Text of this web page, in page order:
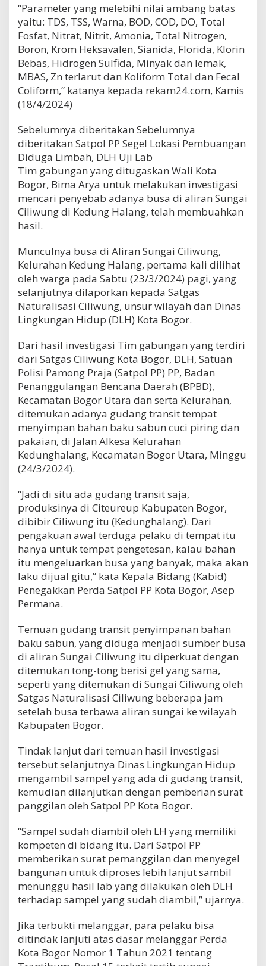
“Parameter yang melebihi nilai ambang batas
yaitu: TDS, TSS, Warna, BOD, COD, DO, Total
Fosfat, Nitrat, Nitrit, Amonia, Total Nitrogen,
Boron, Krom Heksavalen, Sianida, Florida, Klorin
Bebas, Hidrogen Sulfida, Minyak dan lemak,
MBAS, Zn terlarut dan Koliform Total dan Fecal
Coliform,” katanya kepada rekam24.com, Kamis
(18/4/2024)
Sebelumnya diberitakan Sebelumnya
diberitakan Satpol PP Segel Lokasi Pembuangan
Diduga Limbah, DLH Uji Lab
Tim gabungan yang ditugaskan Wali Kota
Bogor, Bima Arya untuk melakukan investigasi
mencari penyebab adanya busa di aliran Sungai
Ciliwung di Kedung Halang, telah membuahkan
hasil.
Munculnya busa di Aliran Sungai Ciliwung,
Kelurahan Kedung Halang, pertama kali dilihat
oleh warga pada Sabtu (23/3/2024) pagi, yang
selanjutnya dilaporkan kepada Satgas
Naturalisasi Ciliwung, unsur wilayah dan Dinas
Lingkungan Hidup (DLH) Kota Bogor.
Dari hasil investigasi Tim gabungan yang terdiri
dari Satgas Ciliwung Kota Bogor, DLH, Satuan
Polisi Pamong Praja (Satpol PP) PP, Badan
Penanggulangan Bencana Daerah (BPBD),
Kecamatan Bogor Utara dan serta Kelurahan,
ditemukan adanya gudang transit tempat
menyimpan bahan baku sabun cuci piring dan
pakaian, di Jalan Alkesa Kelurahan
Kedunghalang, Kecamatan Bogor Utara, Minggu
(24/3/2024).
“Jadi di situ ada gudang transit saja,
produksinya di Citeureup Kabupaten Bogor,
dibibir Ciliwung itu (Kedunghalang). Dari
pengakuan awal terduga pelaku di tempat itu
hanya untuk tempat pengetesan, kalau bahan
itu mengeluarkan busa yang banyak, maka akan
laku dijual gitu,” kata Kepala Bidang (Kabid)
Penegakkan Perda Satpol PP Kota Bogor, Asep
Permana.
Temuan gudang transit penyimpanan bahan
baku sabun, yang diduga menjadi sumber busa
di aliran Sungai Ciliwung itu diperkuat dengan
ditemukan tong-tong berisi gel yang sama,
seperti yang ditemukan di Sungai Ciliwung oleh
Satgas Naturalisasi Ciliwung beberapa jam
setelah busa terbawa aliran sungai ke wilayah
Kabupaten Bogor.
Tindak lanjut dari temuan hasil investigasi
tersebut selanjutnya Dinas Lingkungan Hidup
mengambil sampel yang ada di gudang transit,
kemudian dilanjutkan dengan pemberian surat
panggilan oleh Satpol PP Kota Bogor.
“Sampel sudah diambil oleh LH yang memiliki
kompeten di bidang itu. Dari Satpol PP
memberikan surat pemanggilan dan menyegel
bangunan untuk diproses lebih lanjut sambil
menunggu hasil lab yang dilakukan oleh DLH
terhadap sampel yang sudah diambil,” ujarnya.
Jika terbukti melanggar, para pelaku bisa
ditindak lanjuti atas dasar melanggar Perda
Kota Bogor Nomor 1 Tahun 2021 tentang